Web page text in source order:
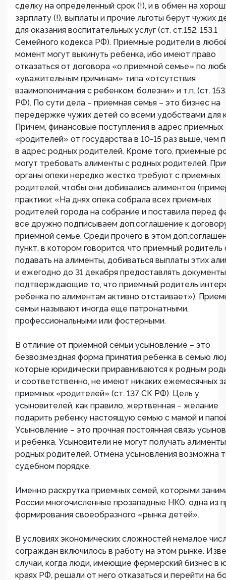
сделку на определенный срок (!), и в обмен на
зарплату (!), выплаты и прочие льготы берут чужих
для оказания воспитательных услуг (ст. ст.152, 153.1
Семейного кодекса РФ). Приемные родители в
момент могут выкинуть ребенка, ибо имеют право
отказаться от договора «о приемной семье» по
«уважительным причинам» типа «отсутствия
взаимопонимания с ребенком, болезни» и т.п. (ст.
РФ). По сути дела – приемная семья – это бизнес на
передержке чужих детей со всеми удобствами для
Причем, финансовые поступления в адрес приемных
«родителей» от государства в 10-15 раз выше, чем
в адрес родных родителей. Кроме того, приемные
могут требовать алименты с родных родителей.
органы опеки нередко жестко требуют с приемных
родителей, чтобы они добивались алиментов
практики: «На днях опека собрала всех приемных
родителей города на собрание и поставила перед
все дружно подписываем доп.соглашение к
приемной семье. Среди прочего в этом
пункт, в котором говорится, что приемный родитель
подавать на алименты, добиваться выплаты этих
и ежегодно до 31 декабря предоставлять
подтверждающие то, что приемный родитель
ребенка по алиментам активно отстаивает»).
семьи называют иногда еще патронатными,
профессиональными или фостерными.
В отличие от приемной семьи усыновление – это
безвозмездная форма принятия ребенка в семью
которые юридически приравниваются к родным
и соответственно, не имеют никаких ежемесячных
приемных «родителей» (ст. 137 СК РФ). Цель у
усыновителей, как правило, жертвенная – желание
подарить ребенку настоящую семью с мамой и
Усыновление – это прочная постоянная связь
и ребенка. Усыновители не могут получать
родных родителей. Отмена усыновления возможна
судебном порядке.
Именно раскрутка приемных семей, которыми
России многочисленные прозападные НКО, одна из
формирования своеобразного «рынка детей».
В условиях экономических сложностей немалое
сограждан включилось в работу на этом рынке.
случаи, когда люди, имеющие фермерский бизнес в
краях РФ, решали от него отказаться и перейти на